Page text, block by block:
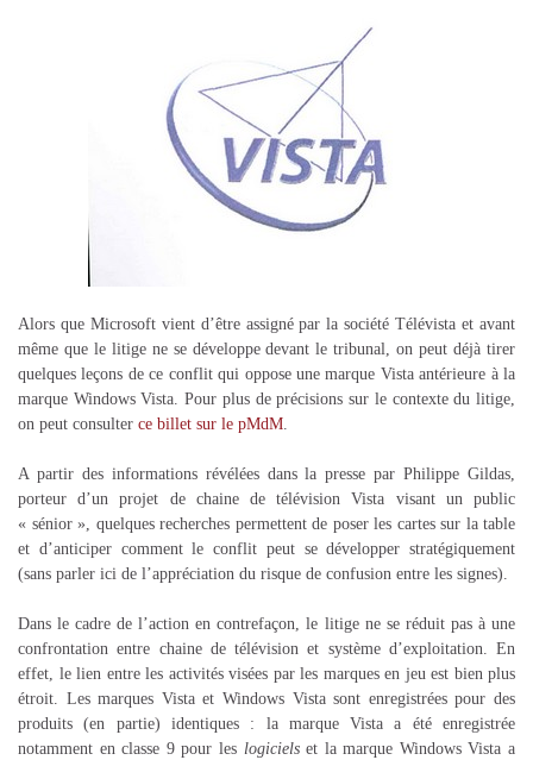
Alors que Microsoft vient d’être assigné par la société Télévista et avant
même que le litige ne se développe devant le tribunal, on peut déjà tirer
quelques leçons de ce conflit qui oppose une marque Vista antérieure à la
marque Windows Vista. Pour plus de précisions sur le contexte du litige,
on peut consulter ce billet sur le pMdM
A partir des informations révélées dans la presse par Philippe Gildas,
porteur d’un projet de chaine de télévision Vista visant un public
« sénior », quelques recherches permettent de poser les cartes sur la table
et d’anticiper comment le conflit peut se développer stratégiquement
(sans parler ici de l’appréciation du risque de confusion entre les signes).
Dans le cadre de l’action en contrefaçon, le litige ne se réduit pas à une
confrontation entre chaine de télévision et système d’exploitation. En
effet, le lien entre les activités visées par les marques en jeu est bien plus
étroit. Les marques Vista et Windows Vista sont enregistrées pour des
produits (en partie) identiques : la marque Vista a été enregistrée
notamment en classe 9 pour les logicielset la marque Windows Vista a